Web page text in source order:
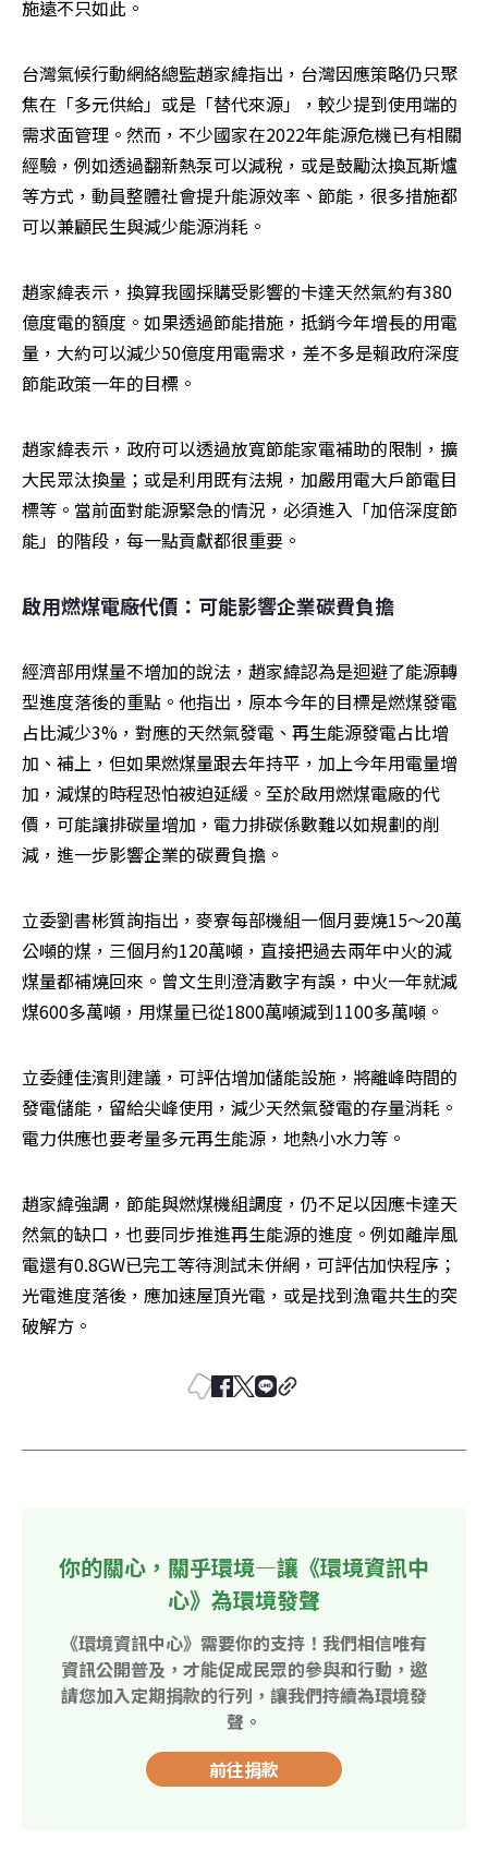
施遠不只如此。
台灣氣候行動網絡總監趙家緯指出，台灣因應策略仍只聚
焦在「多元供給」或是「替代來源」，較少提到使用端的
需求面管理。然而，不少國家在2022年能源危機已有相關
經驗，例如透過翻新熱泵可以減稅，或是鼓勵汰換瓦斯爐
等方式，動員整體社會提升能源效率、節能，很多措施都
可以兼顧民生與減少能源消耗。
趙家緯表示，換算我國採購受影響的卡達天然氣約有380
億度電的額度。如果透過節能措施，抵銷今年增長的用電
量，大約可以減少50億度用電需求，差不多是賴政府深度
節能政策一年的目標。
趙家緯表示，政府可以透過放寬節能家電補助的限制，擴
大民眾汰換量；或是利用既有法規，加嚴用電大戶節電目
標等。當前面對能源緊急的情況，必須進入「加倍深度節
能」的階段，每一點貢獻都很重要。
啟用燃煤電廠代價：可能影響企業碳費負擔
經濟部用煤量不增加的說法，趙家緯認為是迴避了能源轉
型進度落後的重點。他指出，原本今年的目標是燃煤發電
占比減少3%，對應的天然氣發電、再生能源發電占比增
加、補上，但如果燃煤量跟去年持平，加上今年用電量增
加，減煤的時程恐怕被迫延緩。至於啟用燃煤電廠的代
價，可能讓排碳量增加，電力排碳係數難以如規劃的削
減，進一步影響企業的碳費負擔。
立委劉書彬質詢指出，麥寮每部機組一個月要燒15～20萬
公噸的煤，三個月約120萬噸，直接把過去兩年中火的減
煤量都補燒回來。曾文生則澄清數字有誤，中火一年就減
煤600多萬噸，用煤量已從1800萬噸減到1100多萬噸。
立委鍾佳濱則建議，可評估增加儲能設施，將離峰時間的
發電儲能，留給尖峰使用，減少天然氣發電的存量消耗。
電力供應也要考量多元再生能源，地熱小水力等。
趙家緯強調，節能與燃煤機組調度，仍不足以因應卡達天
然氣的缺口，也要同步推進再生能源的進度。例如離岸風
電還有0.8GW已完工等待測試未併網，可評估加快程序；
光電進度落後，應加速屋頂光電，或是找到漁電共生的突
破解方。
你的關心，關乎環境—讓《環境資訊中
心》為環境發聲
《環境資訊中心》需要你的支持！我們相信唯有
資訊公開普及，才能促成民眾的參與和行動，邀
請您加入定期捐款的行列，讓我們持續為環境發
聲。
前往捐款